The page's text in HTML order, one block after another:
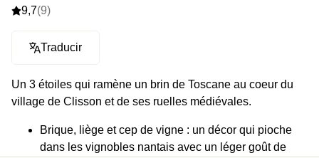
9,7(9)
Traducir
Un 3 étoiles qui ramène un brin de Toscane au coeur du
village de Clisson et de ses ruelles médiévales.
Brique, liège et cep de vigne : un décor qui pioche
dans les vignobles nantais avec un léger goût de